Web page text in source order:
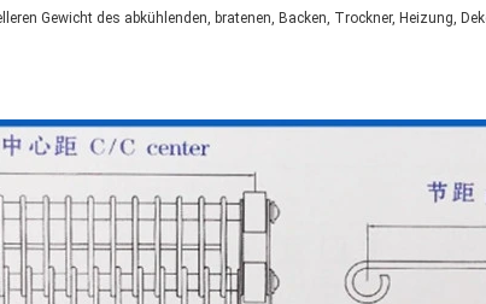
Gewicht des abkühlenden, bratenen, Backen, Trockner, Heizung,